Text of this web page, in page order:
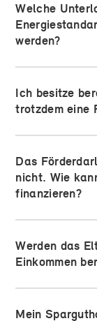
Welche
werden?
Ich besitze
trotzdem eine
Das
nicht. Wie
finanzieren?
Werden das
Einkommen
Mein